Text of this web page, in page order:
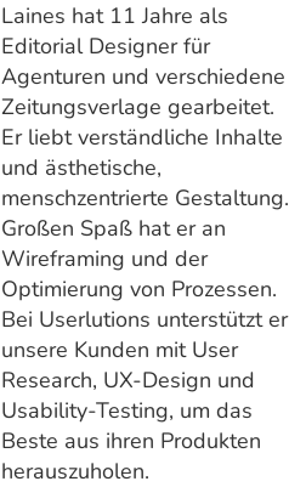
Laines hat 11 Jahre als
Editorial Designer für
Agenturen und verschiedene
Zeitungsverlage gearbeitet.
Er liebt verständliche Inhalte
und ästhetische,
menschzentrierte Gestaltung.
Großen Spaß hat er an
Wireframing und der
Optimierung von Prozessen.
Bei Userlutions unterstützt er
unsere Kunden mit User
Research, UX-Design und
Usability-Testing, um das
Beste aus ihren Produkten
herauszuholen.